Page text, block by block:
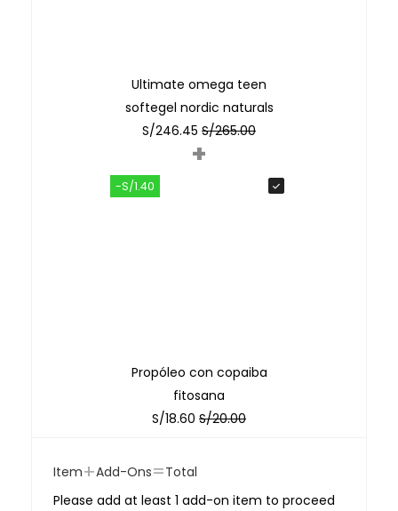
Ultimate omega teen
softegel nordic naturals
S/246.45 S/265.00
+
-S/1.40
Propóleo con copaiba
fitosana
S/18.60 S/20.00
Item+Add-Ons=Total
Please add at least 1 add-on item to proceed